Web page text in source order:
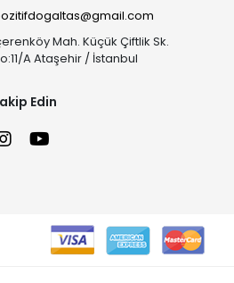
Mah. Küçük Çiftlik Sk.
A Ataşehir / İstanbul
Edin